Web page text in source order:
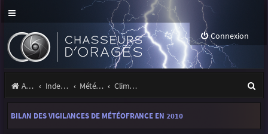
Connexion
Accueil Index du forum Météo et climatologie des orages Climatologie des orages
e
BILAN DES VIGILANCES DE MÉTÉOFRANCE EN 2010